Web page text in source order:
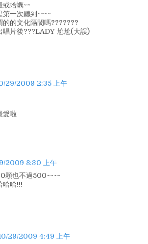
或蛤蠣~~
第一次聽到~~~~
的的文化隔閡嗎???????
唱片後???LADY 尬尬(大誤)
29/2009 2:35 上午
愛啦
2009 8:30 上午
顆也不過500~~~~
哈哈!!!
29/2009 4:49 上午